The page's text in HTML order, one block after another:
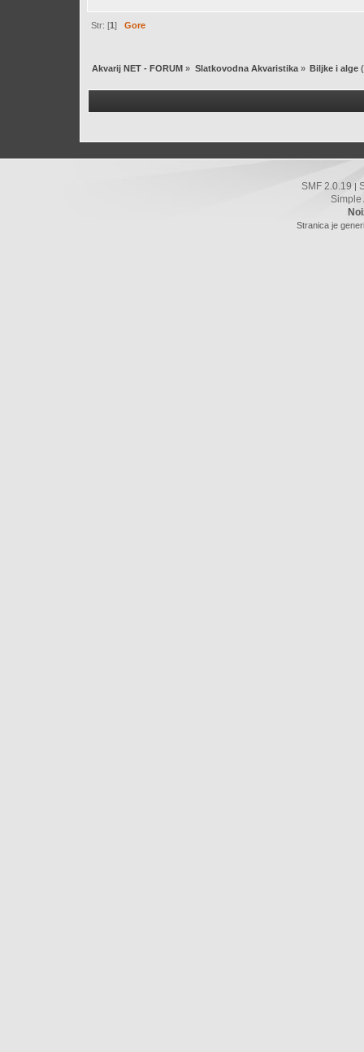
Str: [1]Gore
Akvarij NET - FORUM » Slatkovodna Akvaristika» Biljke i alge
SMF 2.0.19 |
Simple
Stranica je